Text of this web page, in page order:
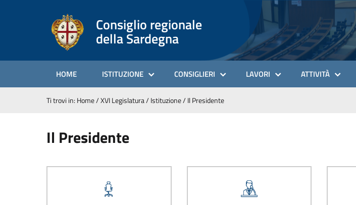
Consiglio regionale
della Sardegna
HOME ISTITUZIONE CONSIGLIERI LAVORI ATTIVITÀ
Ti trovi in: Home/XVI Legislatura/Istituzione/Il Presidente
Il Presidente